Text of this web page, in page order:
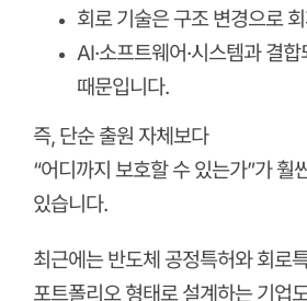
회로 기술은 구조 변경으로
AI·소프트웨어·시스템과 결합
때문입니다.
즉, 단순 출원 자체보다
“어디까지 보호할 수 있는가”가 훨
있습니다.
최근에는 반도체 공정특허와 회로
포트폴리오 형태로 설계하는 기업